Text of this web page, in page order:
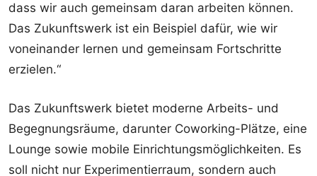
dass wir auch gemeinsam daran arbeiten können.
Das Zukunftswerk ist ein Beispiel dafür, wie wir
voneinander lernen und gemeinsam Fortschritte
erzielen.“
Das Zukunftswerk bietet moderne Arbeits- und
Begegnungsräume, darunter Coworking-Plätze, eine
Lounge sowie mobile Einrichtungsmöglichkeiten. Es
soll nicht nur Experimentierraum, sondern auch